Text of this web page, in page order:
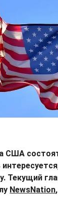
Текущий
NewsNation